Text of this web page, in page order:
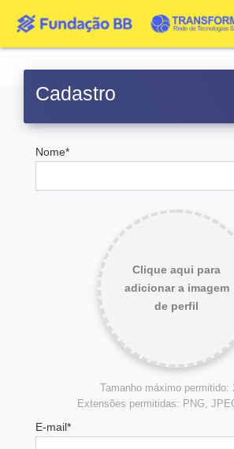
Cadastro
Nome*
Clique aqui para
adicionar a imagem
de perfil
Tamanho máximo permitido:
Extensões permitidas: PNG,
E-mail*